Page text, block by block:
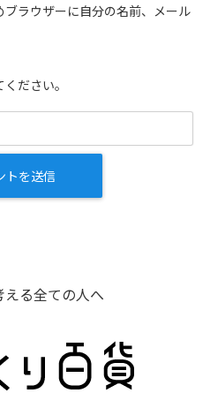
ラウザーに自分の名前、メール
ださい。
える全ての人へ